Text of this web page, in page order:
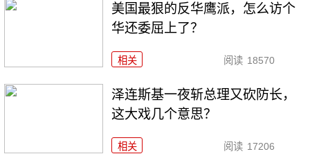
美国最狠的反华鹰派，怎么访个
华还委屈上了？
相关 阅读 18570
泽连斯基一夜斩总理又砍防长，
这大戏几个意思？
相关 阅读 17206